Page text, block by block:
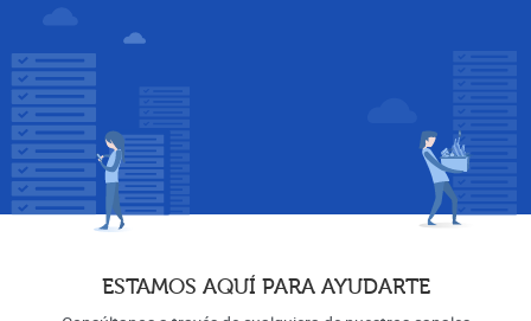
ESTAMOS AQUÍ PARA AYUDARTE